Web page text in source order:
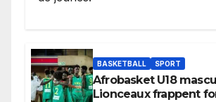
BASKETBALL SPORT
Afrobasket U18
Lionceaux frappent